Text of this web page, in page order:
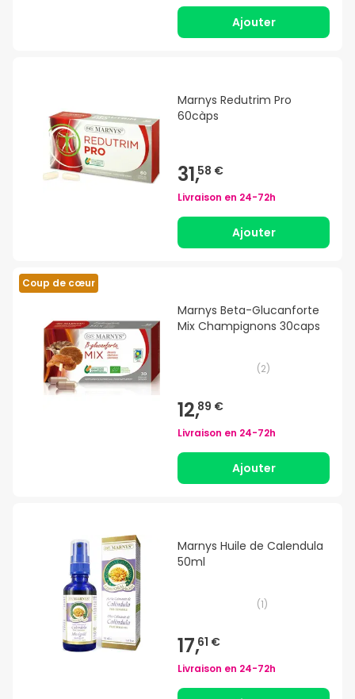
Ajouter
Marnys Redutrim Pro
60càps
31,58 €
Livraison en 24-72h
Ajouter
Coup de cœur
Marnys Beta-Glucanforte
Mix Champignons 30caps
(2)
12,89 €
Livraison en 24-72h
Ajouter
Marnys Huile de Calendula
50ml
(1)
17,61 €
Livraison en 24-72h